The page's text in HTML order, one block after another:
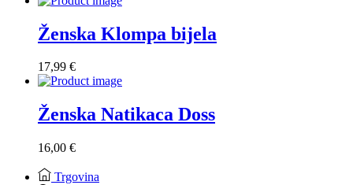
Ženska Klompa bijela
17,99 €
Ženska Natikaca Doss
16,00 €
Trgovina